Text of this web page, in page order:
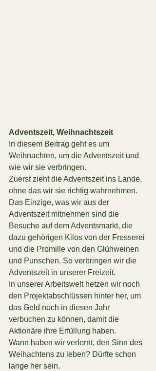
Adventszeit, Weihnachtszeit
In diesem Beitrag geht es um
Weihnachten, um die Adventszeit und
wie wir sie verbringen.
Zuerst zieht die Adventszeit ins Lande,
ohne das wir sie richtig wahrnehmen.
Das Einzige, was wir aus der
Adventszeit mitnehmen sind die
Besuche auf dem Adventsmarkt, die
dazu gehörigen Kilos von der Fresserei
und die Promille von den Glühweinen
und Punschen. So verbringen wir die
Adventszeit in unserer Freizeit.
In unserer Arbeitswelt hetzen wir noch
den Projektabschlüssen hinter her, um
das Geld noch in diesen Jahr
verbuchen zu können, damit die
Aktionäre ihre Erfüllung haben.
Wann haben wir verlernt, den Sinn des
Weihachtens zu leben? Dürfte schon
lange her sein.